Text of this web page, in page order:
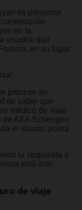
es presentar
en la
visados que
en su lugar
procese su
de saber que
médico de viaje
AXA Schengen
el visado, podrá
la respuesta a
está listo
de viaje